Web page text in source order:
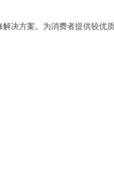
决方案。为消费者提供较优